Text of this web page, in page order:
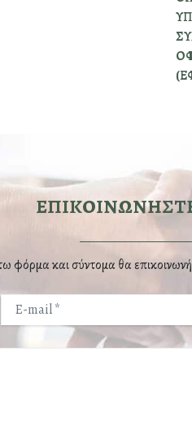
και σύντομα θα